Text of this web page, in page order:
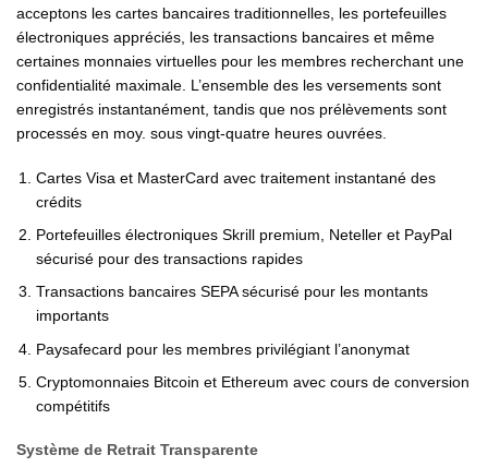
acceptons les cartes bancaires traditionnelles, les portefeuilles
électroniques appréciés, les transactions bancaires et même
certaines monnaies virtuelles pour les membres recherchant une
confidentialité maximale. L’ensemble des les versements sont
enregistrés instantanément, tandis que nos prélèvements sont
processés en moy. sous vingt-quatre heures ouvrées.
Cartes Visa et MasterCard avec traitement instantané des
crédits
Portefeuilles électroniques Skrill premium, Neteller et PayPal
sécurisé pour des transactions rapides
Transactions bancaires SEPA sécurisé pour les montants
importants
Paysafecard pour les membres privilégiant l’anonymat
Cryptomonnaies Bitcoin et Ethereum avec cours de conversion
compétitifs
Système de Retrait Transparente